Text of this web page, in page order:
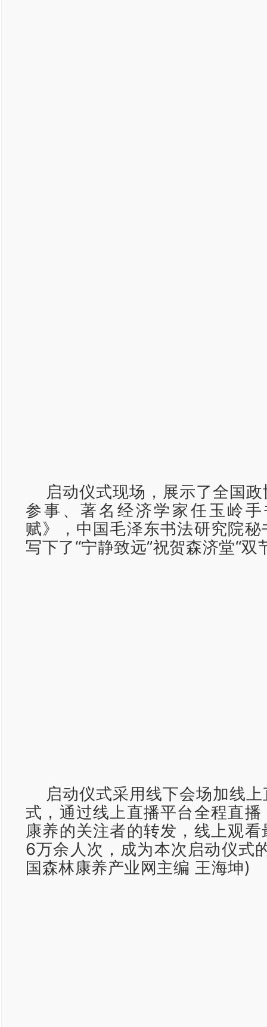
启动仪式现场，展示了全国
参事、著名经济学家任玉岭
赋》，中国毛泽东书法研究院
写下了“宁静致远”祝贺森济堂“双
启动仪式采用线下会场加线
式，通过线上直播平台全程直
康养的关注者的转发，线上观
6万余人次，成为本次启动仪式
国森林康养产业网主编 王海坤)